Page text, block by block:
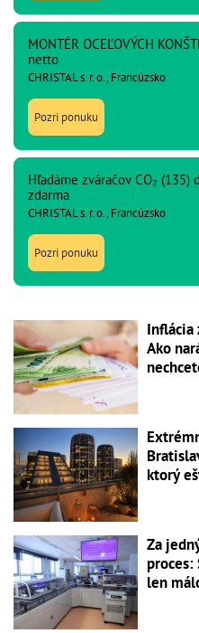
MONTÉR OCEĽOVÝCH
netto
CHRISTAL s. r. o., Francúzsko
Pozri ponuku
Hľadáme zváračov CO₂
zdarma
CHRISTAL s. r. o., Francúzsko
Pozri ponuku
Inflácia
Ako
ktorý
Za
proces:
len